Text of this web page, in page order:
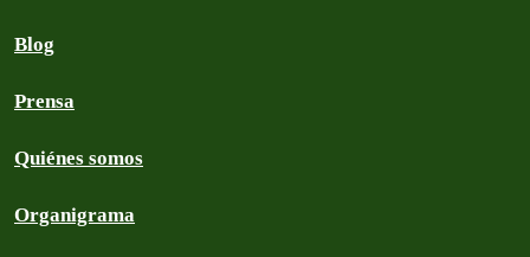
Blog
Prensa
Quiénes somos
Organigrama